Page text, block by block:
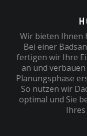
Wir bieten Ihnen
Bei einer
fertigen wir Ihre
an und
Planungsphase
So nutzen wir
optimal und Sie